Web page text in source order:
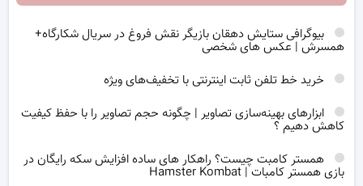
بیوگرافی ستایش دهقان بازیگر نقش فروغ در سریال شکارگاه+
همسرش | عکس های شخصی
خرید خط تلفن ثابت اینترنتی با تخفیف‌های ویژه
ابزارهای بهینه‌سازی تصاویر | چگونه حجم تصاویر را با حفظ کیفیت
کاهش دهیم ؟
همستر کامبت چیست؟ راهکار های ساده افزایش سکه رایگان در
بازی همستر کامبات | Hamster Kombat